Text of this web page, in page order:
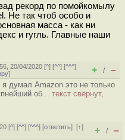
рекорд по помойкомылу
Не так чтоб особо и
масса - как ни
и гугль. Главные наши
20/04/2020 [^] [^^] [^^^]
] + / –
думал Amazon это не только
об... текст свёрнут,
[^] [^^] [^^^] [ответить][↑]
+ / –